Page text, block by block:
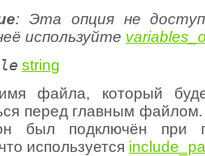
: Эта опция не
используйте
string
файла, который
перед главным
был подключён при
используется